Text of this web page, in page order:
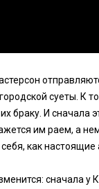
суеты. К
браку. И сначала
им раем, а
как настоящие
сначала у